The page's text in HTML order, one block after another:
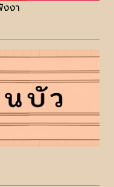
งา